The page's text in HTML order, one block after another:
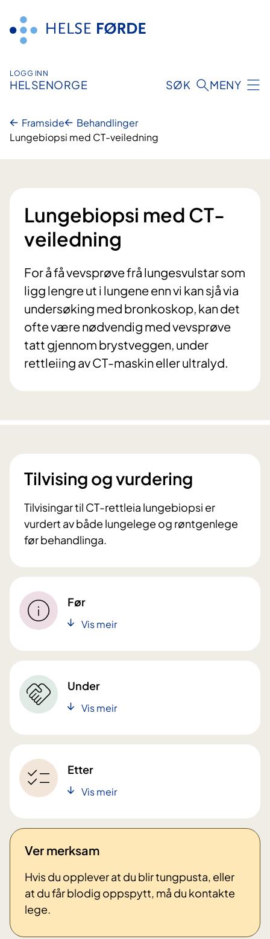
innhald
LOGG INN
HELSENORGE SØK MENY
Framside
Behandlinger
Lungebiopsi med CT-veiledning
Lungebiopsi med CT-
veiledning
For å få vevsprøve frå lungesvulstar som
ligg lengre ut i lungene enn vi kan sjå via
undersøking med bronkoskop, kan det
ofte være nødvendig med vevsprøve
tatt gjennom brystveggen, under
rettleiing av CT-maskin eller ultralyd.
Tilvising og vurdering
Tilvisingar til CT-rettleia lungebiopsi er
vurdert av både lungelege og røntgenlege
før behandlinga.
Før
Vis meir
Under
Vis meir
Etter
Vis meir
Ver merksam
Hvis du opplever at du blir tungpusta, eller
at du får blodig oppspytt, må du kontakte
lege.